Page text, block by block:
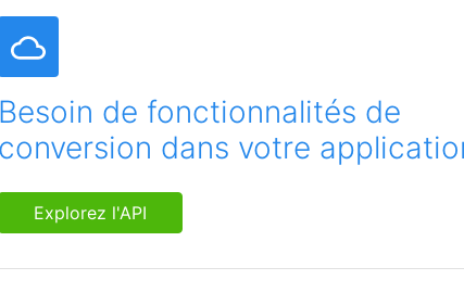
Besoin de fonctionnalités de
conversion dans votre
Explorez l'API